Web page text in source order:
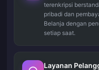
terenkripsi
pribadi dan
Belanja dengan
setiap saat.
Layanan